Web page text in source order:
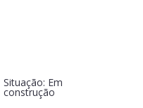
Situação: Em
construção